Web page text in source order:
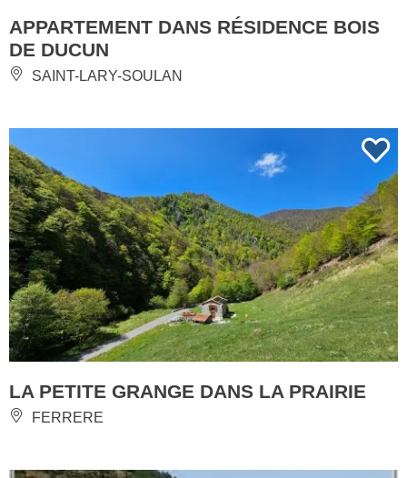
APPARTEMENT DANS RÉSIDENCE BOIS
DE DUCUN
SAINT-LARY-SOULAN
LA PETITE GRANGE DANS LA PRAIRIE
FERRERE